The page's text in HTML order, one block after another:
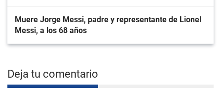
Muere Jorge Messi, padre y representante de Lionel
Messi, a los 68 años
Deja tu comentario